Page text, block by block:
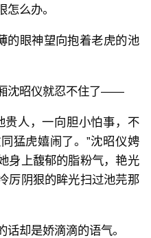
么办。
的眼神望向抱着老虎的池
沈昭仪就忍不住了——
贵人，一向胆小怕事，不
猛虎嬉闹了。”沈昭仪娉
身上馥郁的脂粉气，艳光
厉阴狠的眸光扫过池芫那
却是娇滴滴的语气。